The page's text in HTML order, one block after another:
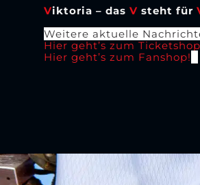
Viktoria – das Vsteht für
Weitere aktuelle
Hier geht’s zum
Hier geht’s zum Fanshop!